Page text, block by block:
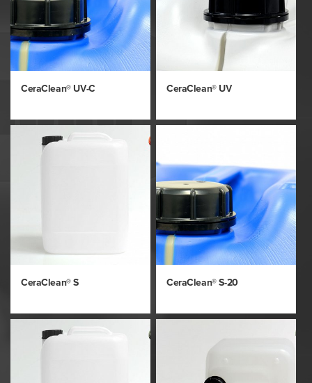
CeraClean® UV-C CeraClean® UV
CeraClean® S CeraClean® S-20